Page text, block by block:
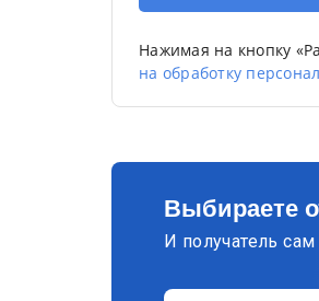
Нажимая на кнопку
на обработку
Выбираете
И получатель